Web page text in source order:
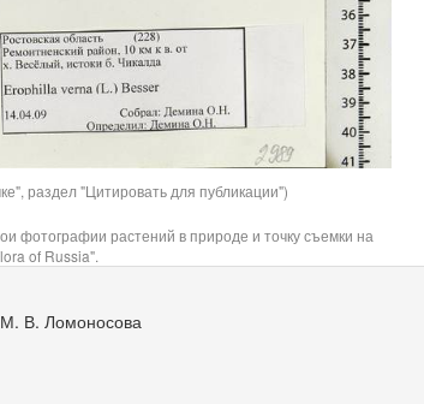
раздел "Цитировать для публикации")
фотографии растений в природе и точку съемки на
of Russia".
М. В. Ломоносова